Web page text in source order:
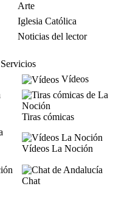
Arte
Iglesia Católica
Noticias del lector
Servicios
Vídeos
Tiras cómicas
Vídeos La Noción
Chat